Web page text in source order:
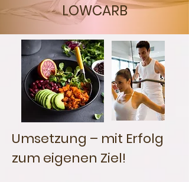
LOWCARB
Umsetzung – mit Erfolg
zum eigenen Ziel!